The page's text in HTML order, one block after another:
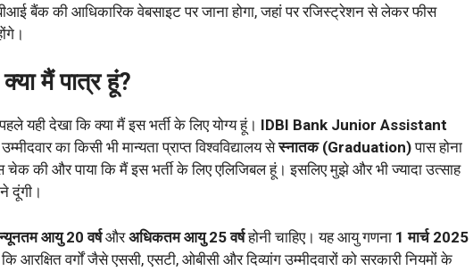
बैंक की आधिकारिक वेबसाइट पर जाना होगा, जहां पर रजिस्ट्रेशन से लेकर फीस
मैं पात्र हूं?
यही देखा कि क्या मैं इस भर्ती के लिए योग्य हूं। IDBI Bank Junior Assistant
का किसी भी मान्यता प्राप्त विश्वविद्यालय सेस्नातक (Graduation)पास होना
चेक की और पाया कि मैं इस भर्ती के लिए एलिजिबल हूं। इसलिए मुझे और भी ज्यादा उत्साह
दूंगी।
न्यूनतम आयु 20 वर्षऔरअधिकतम आयु 25 वर्षहोनी चाहिए। यह आयु गणना 1 मार्च 2025
वर्गों जैसे एससी, एसटी, ओबीसी और दिव्यांग उम्मीदवारों को सरकारी नियमों के